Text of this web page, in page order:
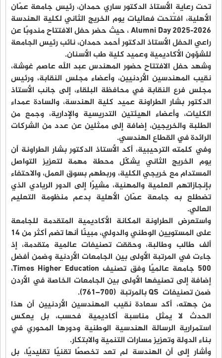
تحت رعاية الأستاذ الدكتور ساري حمدان، رئيس جامعة عمّان
الأهلية، افتُتحت فعاليات يوم الخريج الثاني لكلية الهندسة
Alumni Day 2025-2026 ، حيث حضر حفل الافتتاح مندوبًا عن
راعي الحفل الأستاذ الدكتور أحمد حمدان، نائب رئيس الجامعة
للشؤون الأكاديمية وعميد كلية طب الأسنان.
وشهد حفل الافتتاح حضور المهندس عبد الله عاصم غوشة،
نقيب المهندسين الأردنيين، وأعضاء مجلس النقابة، ورئيس
مجلس فرع النقابة في محافظة البلقاء، إلى جانب الأستاذ
الدكتور بشار الطراونة عميد كلية الهندسة، والسادة عمداء
الكليات، وأعضاء الهيئتين التدريسية والإدارية، وجمع من
الطلبة والخريجين، إضافة إلى ممثلين عن عدد من الشركات
الرائدة في القطاع الهندسي.
وفي كلمته الترحيبية، أكد الأستاذ الدكتور بشار الطراونة أن
يوم الخريج الثاني يشكّل محطة مهمة لتعزيز التواصل
المستدام مع خريجي الكلية، وربطهم بسوق العمل، والاحتفاء
بإنجازاتهم العلمية والمهنية، مشيرًا إلى الدور الريادي الذي
تضطلع به جامعة عمّان الأهلية بدعم منظومة التعليم
العالي.
واستعرض الطراونة المكانة الأكاديمية المتقدمة للجامعة
على المستويين الوطني والدولي، مبينًا أنها تضم أكثر من 14
ألف طالب وطالبة، وحققت تصنيفات عالمية متقدمة، إذ
جاءت في المرتبة الأولى بين الجامعات الأردنية وضمن أفضل
500 جامعة عالميًا وفق تصنيف Times Higher Education،
إضافة إلى تصنيفها الأولى بين الجامعات الخاصة في الأردن
ضمن تصنيفات QS بالمرتبة (700–761).
من جهته، أكد سعادة نقيب المهندسين الأردنيين أن هذا
الحدث لا يمثل مناسبة أكاديمية فحسب، بل يعكس
استمرارية الرسالة الهندسية الوطنية ودورها المحوري في
بناء الدولة وتعزيز مسارات التنمية والابتكار.
وأشار إلى أن الهندسة لم تعد تخصصًا تقنيًا تقليديًا، بل